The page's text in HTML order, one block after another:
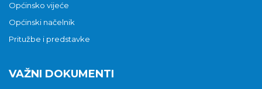
Općinsko vijeće
Općinski načelnik
Pritužbe i predstavke
VAŽNI DOKUMENTI